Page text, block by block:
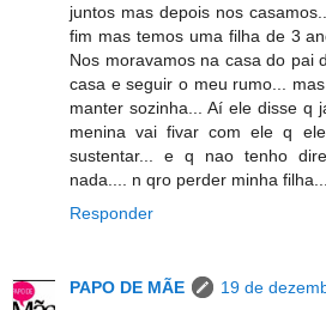
juntos mas depois nos
fim mas temos uma filha de 3
Nos moravamos na casa do pai
casa e seguir o meu rumo...
manter sozinha... Aí ele disse q
menina vai fivar com ele q
sustentar... e q nao tenho
nada.... n qro perder minha
Responder
PAPO DE MÃE
19 de